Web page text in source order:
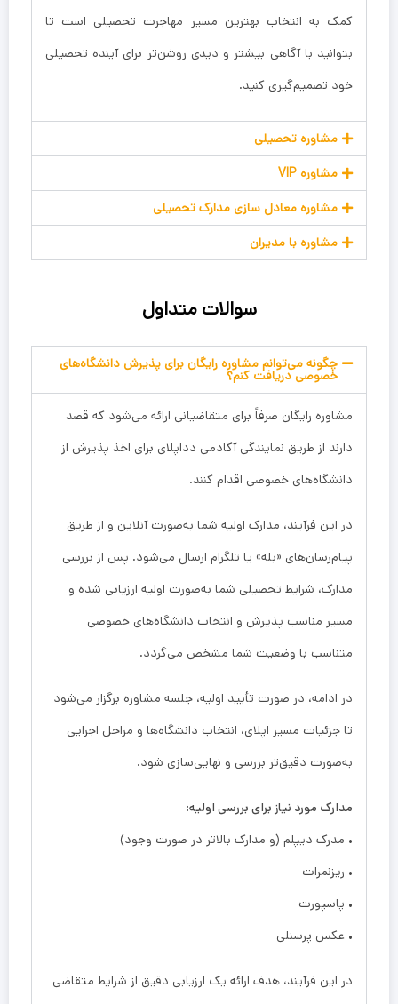
کمک به انتخاب بهترین مسیر مهاجرت تحصیلی است تا
بتوانید با آگاهی بیشتر و دیدی روشن‌تر برای آینده تحصیلی
خود تصمیم‌گیری کنید.
مشاوره تحصیلی
مشاوره VIP
مشاوره معادل سازی مدارک تحصیلی
مشاوره با مدیران
سوالات متداول
چگونه می‌توانم مشاوره رایگان برای پذیرش دانشگاه‌های
خصوصی دریافت کنم؟
مشاوره رایگان صرفاً برای متقاضیانی ارائه می‌شود که قصد
دارند از طریق نمایندگی آکادمی دد‌اپلای برای اخذ پذیرش از
دانشگاه‌های خصوصی اقدام کنند.
در این فرآیند، مدارک اولیه شما به‌صورت آنلاین و از طریق
پیام‌رسان‌های «بله» یا تلگرام ارسال می‌شود. پس از بررسی
مدارک، شرایط تحصیلی شما به‌صورت اولیه ارزیابی شده و
مسیر مناسب پذیرش و انتخاب دانشگاه‌های خصوصی
متناسب با وضعیت شما مشخص می‌گردد.
در ادامه، در صورت تأیید اولیه، جلسه مشاوره برگزار می‌شود
تا جزئیات مسیر اپلای، انتخاب دانشگاه‌ها و مراحل اجرایی
به‌صورت دقیق‌تر بررسی و نهایی‌سازی شود.
مدارک مورد نیاز برای بررسی اولیه:
• مدرک دیپلم (و مدارک بالاتر در صورت وجود)
• ریزنمرات
• پاسپورت
• عکس پرسنلی
در این فرآیند، هدف ارائه یک ارزیابی دقیق از شرایط متقاضی